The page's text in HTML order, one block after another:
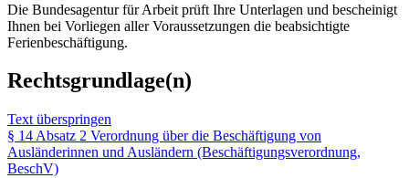
Die Bundesagentur für Arbeit prüft Ihre Unterlagen und bescheinigt
Ihnen bei Vorliegen aller Voraussetzungen die beabsichtigte
Ferienbeschäftigung.
Rechtsgrundlage(n)
Text überspringen
§ 14 Absatz 2 Verordnung über die Beschäftigung von
Ausländerinnen und Ausländern (Beschäftigungsverordnung,
BeschV)